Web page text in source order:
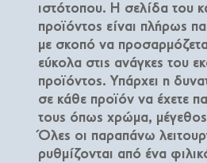
ιστότοπου. Η σελίδα του
προϊόντος είναι πλήρως
με σκοπό να
εύκολα στις ανάγκες του
προϊόντος. Υπάρχει η
σε κάθε προϊόν να έχετε
τους όπως χρώμα,
Όλες οι παραπάνω
ρυθμίζονται από ένα